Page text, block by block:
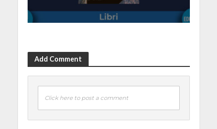
Add Comment
Click here to post a comment